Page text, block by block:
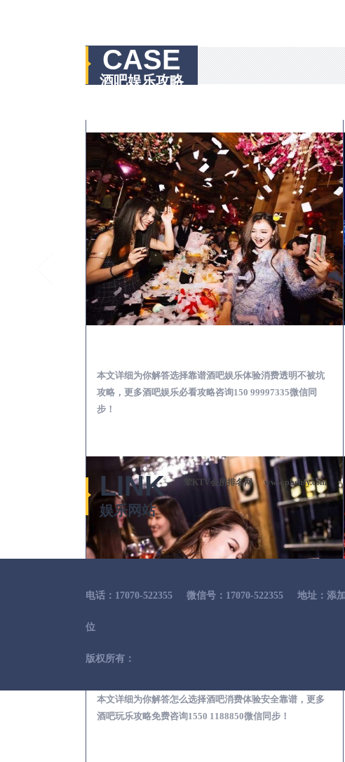
CASE
酒吧娱乐攻略
本文详细为你解答选择靠谱酒吧娱乐体验消费透明不被坑
攻略，更多酒吧娱乐必看攻略咨询150 99997335微信同
步！
本文详细为你解答怎么选择酒吧消费体验安全靠谱，更多
酒吧玩乐攻略免费咨询1550 1188850微信同步！
LINK
娱乐网站
荤KTV会所排名网 www.phshsy.com
电话：17070-522355 微信号：17070-522355 地址：添
位
版权所有：